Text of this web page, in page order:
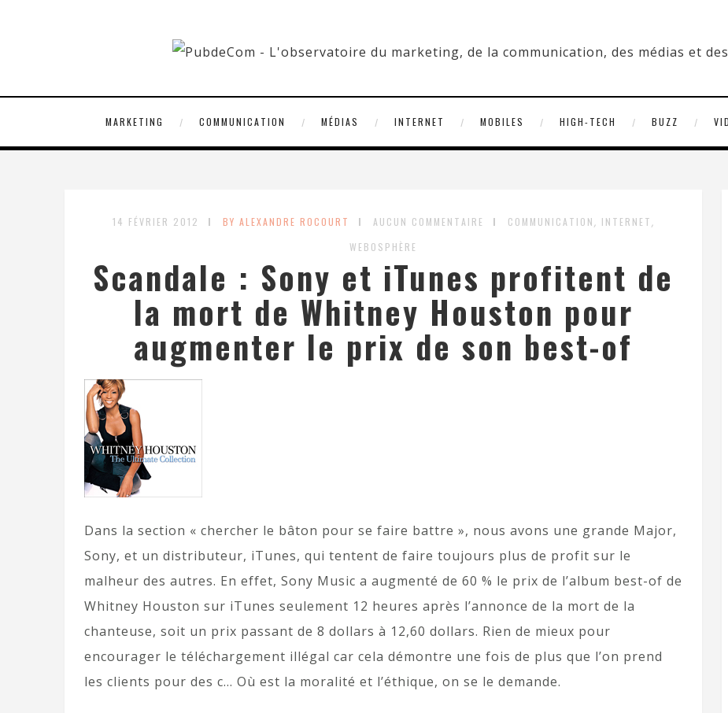
MARKETING COMMUNICATION MÉDIAS INTERNET MOBILES HIGH-TECH BUZZ
14 FÉVRIER 2012 BY ALEXANDRE ROCOURT AUCUN COMMENTAIRE COMMUNICATION, INTERNET,
WEBOSPHÈRE
Scandale : Sony et iTunes profitent de
la mort de Whitney Houston pour
augmenter le prix de son best-of
Dans la section « chercher le bâton pour se faire battre », nous avons une grande Major,
Sony, et un distributeur, iTunes, qui tentent de faire toujours plus de profit sur le
malheur des autres. En effet, Sony Music a augmenté de 60 % le prix de l’album best-of de
Whitney Houston sur iTunes seulement 12 heures après l’annonce de la mort de la
chanteuse, soit un prix passant de 8 dollars à 12,60 dollars. Rien de mieux pour
encourager le téléchargement illégal car cela démontre une fois de plus que l’on prend
les clients pour des c… Où est la moralité et l’éthique, on se le demande.